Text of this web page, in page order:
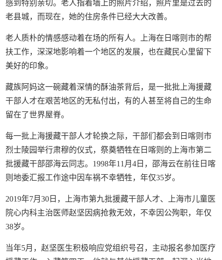
感到特别亲切。老人指着墙上的照片介绍，照片里是过去的
老县城，而现在，她的住房条件已经大大改善。
老人质朴的情感感动着在场的所有人。上海在日喀则市的帮
扶工作，深深地影响着一个地区的发展，也在藏民心里留下
美好的印象。
藏族阿妈这一碗藏着深情的酥油茶背后，是一批批上海援藏
干部人才在艰苦地区的无私付出，有的人甚至将自己的生命
留在了世界屋脊。
每一批上海援藏干部人才轮换之际，干部们都会到日喀则市
烈士陵园举行肃穆的仪式，祭奠牺牲在日喀则的上海市第二
批援藏干部邵海云同志。1998年11月4日，邵海云在前往日喀
则地委汇报工作途中因车祸不幸牺牲，年仅35岁。
2019年7月30日，上海市第九批援藏干部人才、上海市儿童医
院心内科主治医师赵坚因病抢救无效，不幸因公殉职，年仅
38岁。
当年5月，赵坚医生积极响应党组织号召，主动报名参加医疗